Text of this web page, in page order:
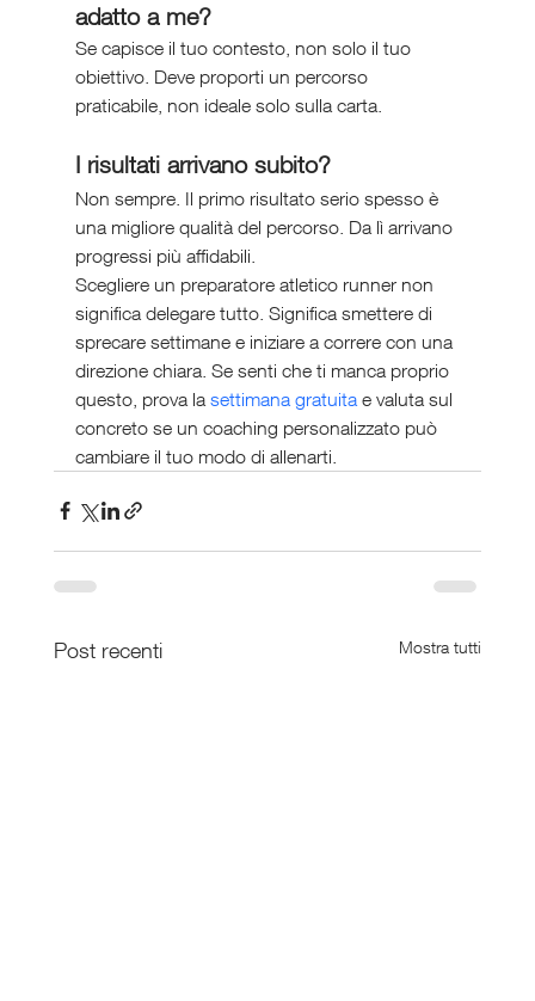
adatto a me?
Se capisce il tuo contesto, non solo il tuo
obiettivo. Deve proporti un percorso
praticabile, non ideale solo sulla carta.
I risultati arrivano subito?
Non sempre. Il primo risultato serio spesso è
una migliore qualità del percorso. Da lì arrivano
progressi più affidabili.
Scegliere un preparatore atletico runner non
significa delegare tutto. Significa smettere di
sprecare settimane e iniziare a correre con una
direzione chiara. Se senti che ti manca proprio
questo, prova la settimana gratuita e valuta sul
concreto se un coaching personalizzato può
cambiare il tuo modo di allenarti.
Post recenti Mostra tutti